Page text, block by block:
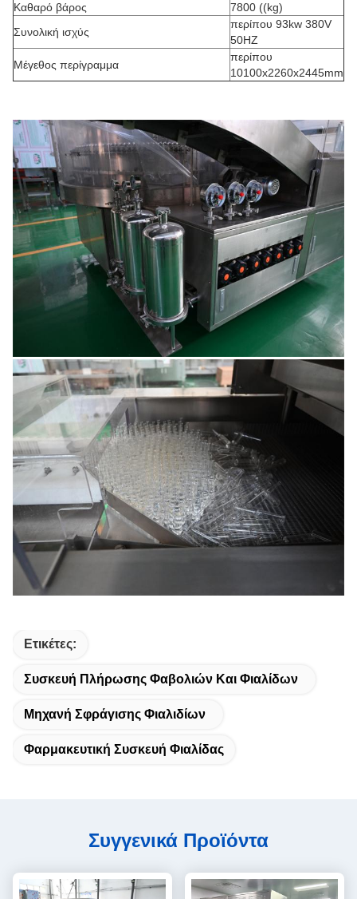
Καθαρό βάρος
7800 ((kg)
Συνολική ισχύς
περίπου 93kw 380V
50HZ
Μέγεθος περίγραμμα
περίπου
10100x2260x2445mm
Ετικέτες:
Συσκευή Πλήρωσης Φαβολιών Και Φιαλίδων
Μηχανή Σφράγισης Φιαλιδίων
Φαρμακευτική Συσκευή Φιαλίδας
Συγγενικά Προϊόντα